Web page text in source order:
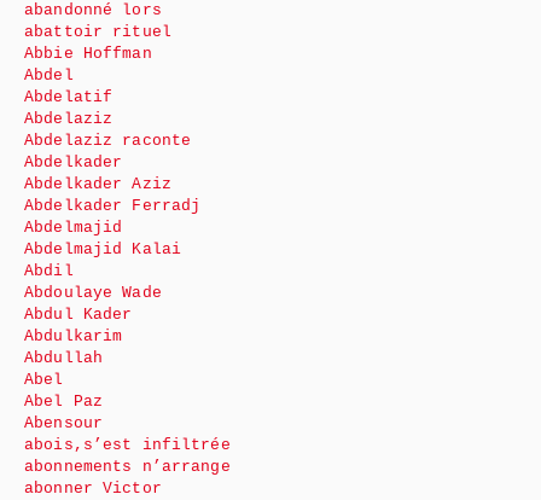
abandonné lors
abattoir rituel
Abbie Hoffman
Abdel
Abdelatif
Abdelaziz
Abdelaziz raconte
Abdelkader
Abdelkader Aziz
Abdelkader Ferradj
Abdelmajid
Abdelmajid Kalai
Abdil
Abdoulaye Wade
Abdul Kader
Abdulkarim
Abdullah
Abel
Abel Paz
Abensour
abois,s’est infiltrée
abonnements n’arrange
abonner Victor